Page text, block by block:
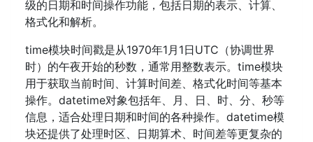
级的日期和时间操作功能，包括日期的表示、计算、
格式化和解析。
time模块时间戳是从1970年1月1日UTC（协调世界
时）的午夜开始的秒数，通常用整数表示。time模块
用于获取当前时间、计算时间差、格式化时间等基本
操作。datetime对象包括年、月、日、时、分、秒等
信息，适合处理日期和时间的各种操作。datetime模
块还提供了处理时区、日期算术、时间差等更复杂的